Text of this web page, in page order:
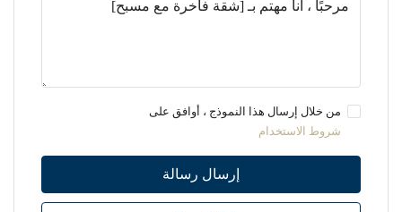
من خلال إرسال هذا النموذج ، أوافق على
شروط الاستخدام
إرسال رسالة